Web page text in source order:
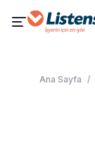
Ana Sayfa /